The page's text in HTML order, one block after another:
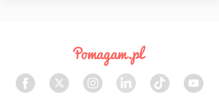
Facebook Twitter Instagram LinkedIn TikTok Youtube